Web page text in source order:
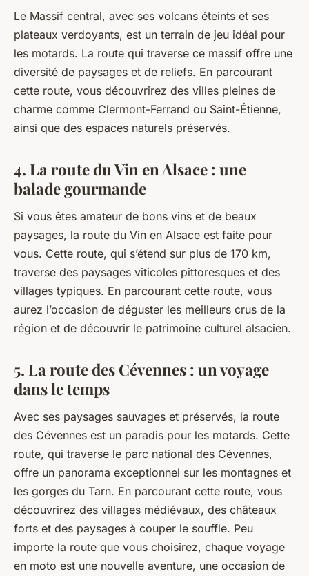
Le Massif central, avec ses volcans éteints et ses
plateaux verdoyants, est un terrain de jeu idéal pour
les motards. La route qui traverse ce massif offre une
diversité de paysages et de reliefs. En parcourant
cette route, vous découvrirez des villes pleines de
charme comme Clermont-Ferrand ou Saint-Étienne,
ainsi que des espaces naturels préservés.
4. La route du Vin en Alsace : une
balade gourmande
Si vous êtes amateur de bons vins et de beaux
paysages, la route du Vin en Alsace est faite pour
vous. Cette route, qui s’étend sur plus de 170 km,
traverse des paysages viticoles pittoresques et des
villages typiques. En parcourant cette route, vous
aurez l’occasion de déguster les meilleurs crus de la
région et de découvrir le patrimoine culturel alsacien.
5. La route des Cévennes : un voyage
dans le temps
Avec ses paysages sauvages et préservés, la route
des Cévennes est un paradis pour les motards. Cette
route, qui traverse le parc national des Cévennes,
offre un panorama exceptionnel sur les montagnes et
les gorges du Tarn. En parcourant cette route, vous
découvrirez des villages médiévaux, des châteaux
forts et des paysages à couper le souffle. Peu
importe la route que vous choisirez, chaque voyage
en moto est une nouvelle aventure, une occasion de